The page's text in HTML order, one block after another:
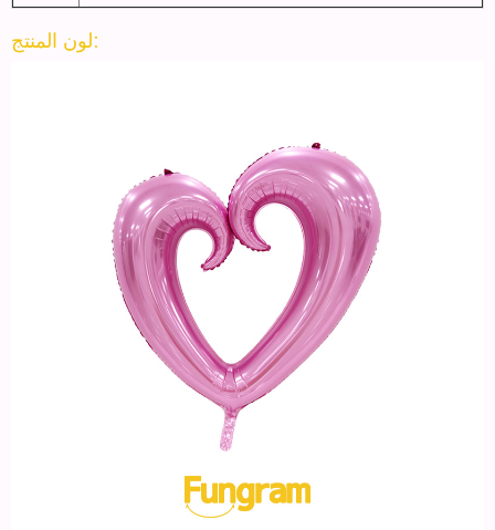
لون المنتج: